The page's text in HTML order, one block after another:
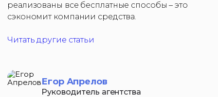
реализованы все бесплатные способы – это
сэкономит компании средства.
Читать другие статьи
Егор Апрелов
Руководитель агентства